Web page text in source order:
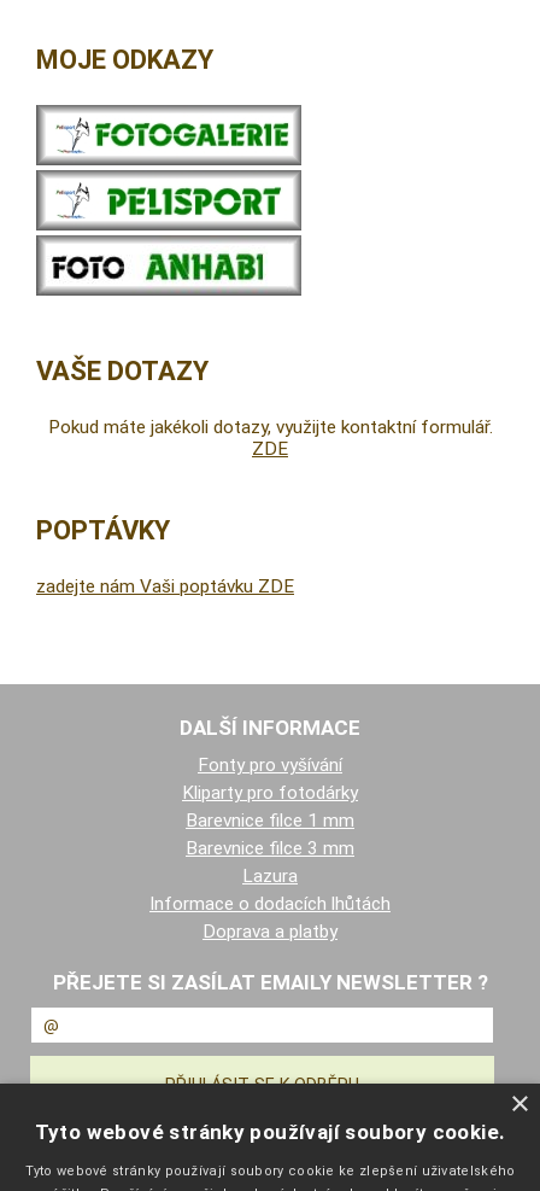
MOJE ODKAZY
VAŠE DOTAZY
Pokud máte jakékoli dotazy, využijte kontaktní formulář.
ZDE
POPTÁVKY
zadejte nám Vaši poptávku ZDE
DALŠÍ INFORMACE
Fonty pro vyšívání
Kliparty pro fotodárky
Barevnice filce 1 mm
Barevnice filce 3 mm
Lazura
Informace o dodacích lhůtách
Doprava a platby
PŘEJETE SI ZASÍLAT EMAILY NEWSLETTER ?
NAVIGACE
×
Tyto webové stránky používají soubory cookie.
Tyto webové stránky používají soubory cookie ke zlepšení uživatelského